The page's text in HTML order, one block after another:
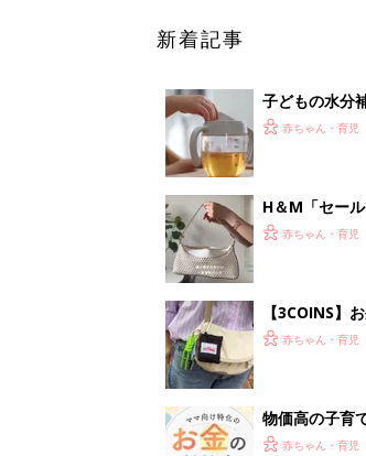
新着記事
子どもの水分
く3つのコツと
赤ちゃん・育児
H＆М「セー
赤ちゃん・育児
【3COINS】
ート」
赤ちゃん・育児
物価高の子育
赤ちゃん・育児